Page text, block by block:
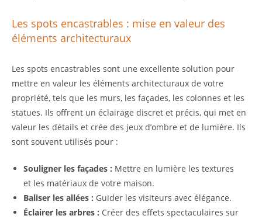
Les spots encastrables : mise en valeur des
éléments architecturaux
Les spots encastrables sont une excellente solution pour
mettre en valeur les éléments architecturaux de votre
propriété, tels que les murs, les façades, les colonnes et les
statues. Ils offrent un éclairage discret et précis, qui met en
valeur les détails et crée des jeux d’ombre et de lumière. Ils
sont souvent utilisés pour :
Souligner les façades : Mettre en lumière les textures
et les matériaux de votre maison.
Baliser les allées : Guider les visiteurs avec élégance.
Éclairer les arbres : Créer des effets spectaculaires sur